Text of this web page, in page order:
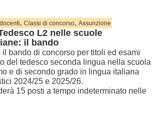
, Classi di concorso, Assunzione
L2 nelle scuole
il bando
il bando di concorso per titoli ed esami
del tedesco seconda lingua nella scuola
e di secondo grado in lingua italiana
2024/25 e 2025/26.
15 posti a tempo indeterminato nelle